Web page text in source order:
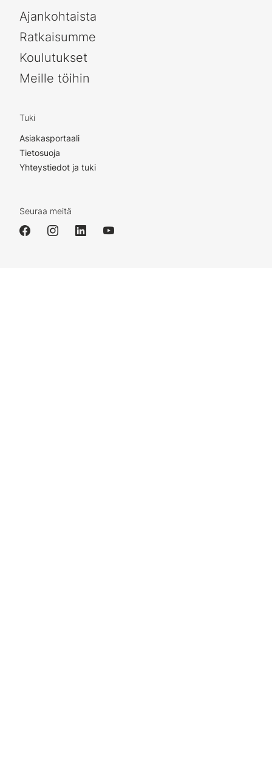
Ajankohtaista
Ratkaisumme
Koulutukset
Meille töihin
Tuki
Asiakasportaali
Tietosuoja
Yhteystiedot ja tuki
Seuraa meitä